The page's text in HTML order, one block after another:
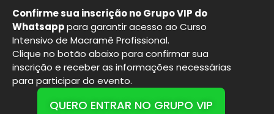
Confirme sua inscrição no Grupo VIP do
Whatsapppara garantir acesso ao Curso
Intensivo de Macramê Profissional.
Clique no botão abaixo para confirmar sua
inscrição e receber as informações necessárias
para participar do evento.
QUERO ENTRAR NO GRUPO VIP